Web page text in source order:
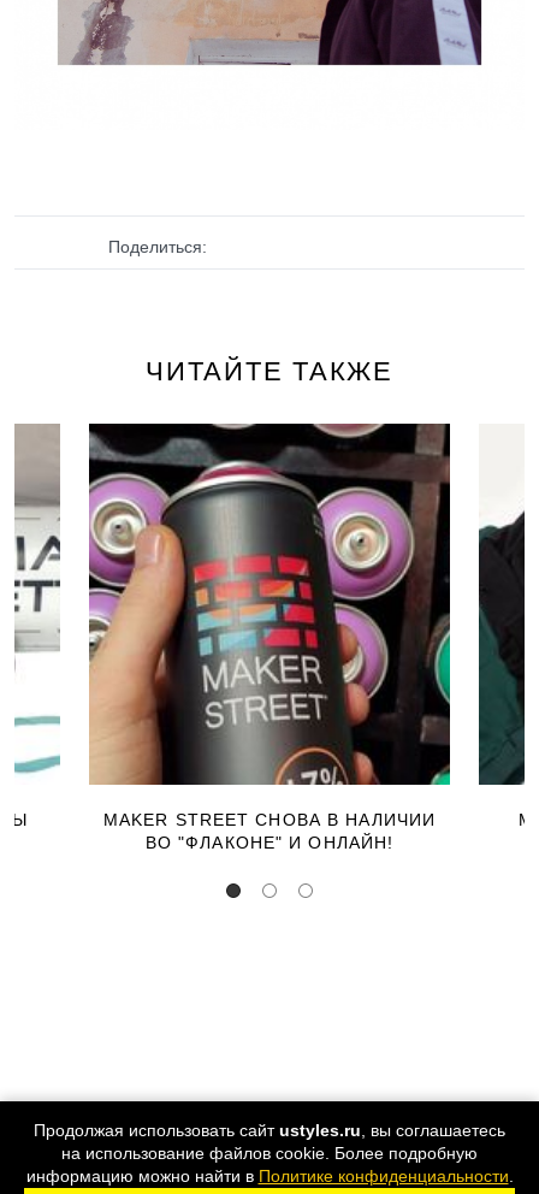
Поделиться:
ЧИТАЙТЕ ТАКЖЕ
MAKER STREET СНОВА В НАЛИЧИИ
ВО "ФЛАКОНЕ" И ОНЛАЙН!
Продолжая использовать сайтustyles.ru , вы соглашаетесь
на использование файлов cookie. Более подробную
информацию можно найти в Политике конфиденциальности